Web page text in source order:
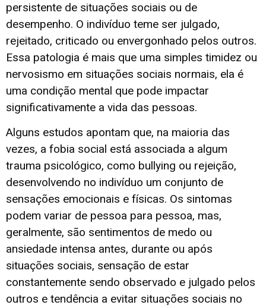
persistente de situações sociais ou de
desempenho. O indivíduo teme ser julgado,
rejeitado, criticado ou envergonhado pelos outros.
Essa patologia é mais que uma simples timidez ou
nervosismo em situações sociais normais, ela é
uma condição mental que pode impactar
significativamente a vida das pessoas.
Alguns estudos apontam que, na maioria das
vezes, a fobia social está associada a algum
trauma psicológico, como bullying ou rejeição,
desenvolvendo no indivíduo um conjunto de
sensações emocionais e físicas. Os sintomas
podem variar de pessoa para pessoa, mas,
geralmente, são sentimentos de medo ou
ansiedade intensa antes, durante ou após
situações sociais, sensação de estar
constantemente sendo observado e julgado pelos
outros e tendência a evitar situações sociais no